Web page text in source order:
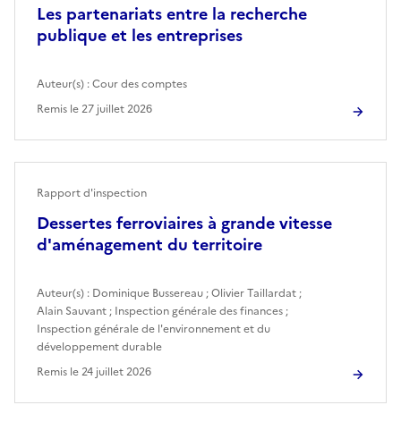
Les partenariats entre la recherche
publique et les entreprises
Auteur(s) :Cour des comptes
Remis le27 juillet 2026
Dessertes ferroviaires à grande vitesse
d'aménagement du territoire
Rapport d'inspection
Auteur(s) : Dominique Bussereau ;Olivier Taillardat ;
Alain Sauvant ; Inspection générale des finances ;
Inspection générale de l'environnement et du
développement durable
Remis le24 juillet 2026